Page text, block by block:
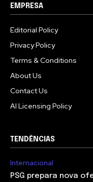
EMPRESA
Editorial Policy
Privacy Policy
Terms & Conditions
About Us
Contact Us
AI Licensing Policy
TENDÊNCIAS
Internacional
PSG prepara nova